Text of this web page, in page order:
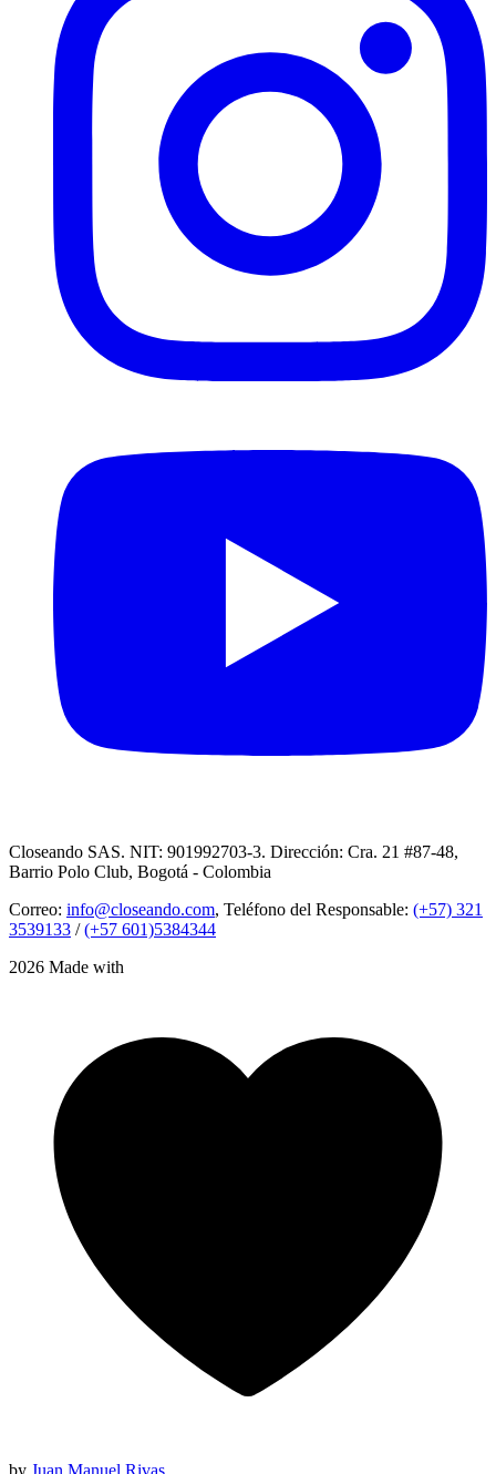
Closeando SAS. NIT: 901992703-3. Dirección: Cra. 21 #87-48,
Barrio Polo Club, Bogotá - Colombia
Correo: info@closeando.com, Teléfono del Responsable: (+57) 321
3539133 /(+57 601)5384344
2026 Made with
by Juan Manuel Rivas